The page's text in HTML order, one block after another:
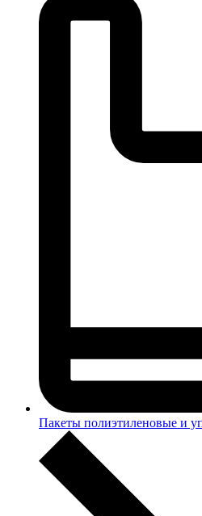
Пакеты полиэтиленовые и